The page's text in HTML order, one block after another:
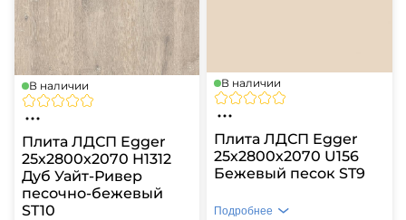
В наличии
Плита ЛДСП Egger
25х2800х2070 H1312
Дуб Уайт-Ривер
песочно-бежевый
ST10
В наличии
Плита ЛДСП Egger
25х2800х2070 U156
Бежевый песок ST9
Подробнее